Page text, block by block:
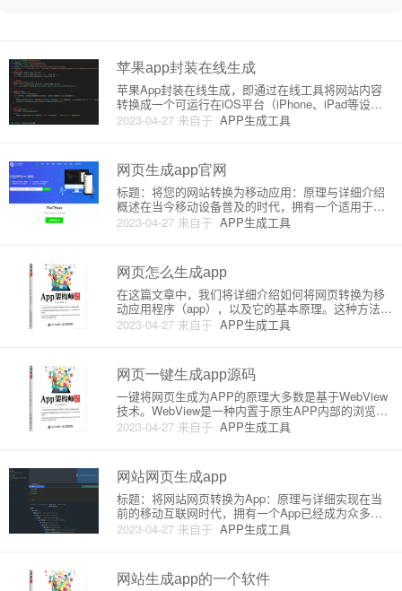
苹果app封装在线生成
2023-04-27 来自于 APP生成工具
苹果App封装在线生成，即通过在线工具将网站内容
转换成一个可运行在iOS平台（iPhone、iPad等设
备）的应用程序（App）。这主要适用于需要通过移
动设备访问的网站，可以为用户提供快速访问、卓越
pp转
网页生成app官网
2023-04-27 来自于 APP生成工具
标题：将您的网站转换为移动应用：原理与详细介绍
概述在当今移动设备普及的时代，拥有一个适用于移
动设备的应用程序变得越来越重要。然而，开发移动
应用程序的成本可能令您望而却步。这时候，将您现
了一个明智的选择。在这篇文
网页怎么生成app
2023-04-27 来自于 APP生成工具
在这篇文章中，我们将详细介绍如何将网页转换为移
动应用程序（app），以及它的基本原理。这种方法主
要适用于那些希望将现有网站整合到移动应用中，或
使用web技术构建原生应用的开发者。最常见的实现
网页一键生成app源码
2023-04-27 来自于 APP生成工具
一键将网页生成为APP的原理大多数是基于WebView
技术。WebView是一种内置于原生APP内部的浏览器
控件，它可以让APP加载并显示网页内容。在这种情
况下，我们可以将WebView开发整合到移动APP里，
网站网页生成app
2023-04-27 来自于 APP生成工具
标题：将网站网页转换为App：原理与详细实现在当
前的移动互联网时代，拥有一个App已经成为众多网
站的标配。但如何将一个网站或网页轻松地转换为一
个App呢？本篇文章将详细介绍将网站网页转换为App
转换为App时，
网站生成app的一个软件